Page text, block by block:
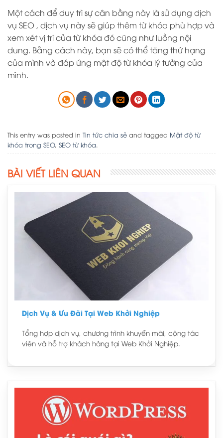
Một cách để duy trì sự cân bằng này là sử dụng dịch
vụ SEO , dịch vụ này sẽ giúp thêm từ khóa phù hợp và
xem xét vị trí của từ khóa đó cũng như luồng nội
dung. Bằng cách này, bạn sẽ có thể tăng thứ hạng
của mình và đáp ứng mật độ từ khóa lý tưởng của
mình.
This entry was posted in Tin tức chia sẻ and tagged Mật độ từ
khóa trong SEO, SEO từ khóa.
BÀI VIẾT LIÊN QUAN
Dịch Vụ & Ưu Đãi Tại Web Khởi Nghiệp
Tổng hợp dịch vụ, chương trình khuyến mãi, cộng tác
viên và hỗ trợ khách hàng tại Web Khởi Nghiệp.